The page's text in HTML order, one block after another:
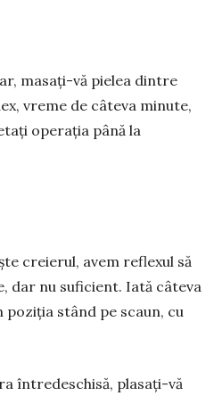
masați-vă pielea din­tre
vreme de câteva mi­nute,
operația până la
creierul, avem reflexul să
dar nu sufi­cient. Iată câteva
stând pe scaun, cu
în­tre­deschisă, plasați-vă